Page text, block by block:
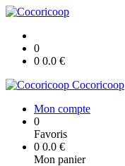
0
0 0.0 €
Cocoricoop
Mon compte
0
Favoris
0 0.0 €
Mon panier